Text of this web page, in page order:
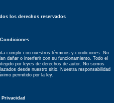
los derechos reservados
cumplir con nuestros términos y condiciones. No
dañar o interferir con su funcionamiento. Todo el
por leyes de derechos de autor. No somos
desde nuestro sitio. Nuestra responsabilidad
permitido por la ley.
Privacidad